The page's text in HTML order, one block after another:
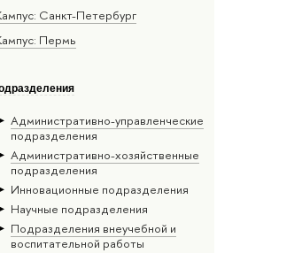
Санкт-Петербург
Пермь
Административно-управленческие
подразделения
Административно-хозяйственные
подразделения
Инновационные подразделения
Научные подразделения
Подразделения внеучебной и
воспитательной работы